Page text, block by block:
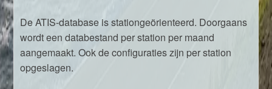
De ATIS-database is stationgeörienteerd. Doorgaans
wordt een databestand per station per maand
aangemaakt. Ook de configuraties zijn per station
opgeslagen.